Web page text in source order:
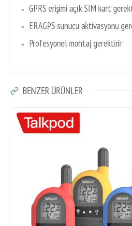
GPRS erişimi açık SIM kart
ERAGPS sunucu aktivasyonu
Profesyonel montaj gerektirir
BENZER ÜRÜNLER